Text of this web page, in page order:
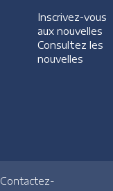
Inscrivez-vous
aux nouvelles
Consultez les
nouvelles
Contactez-